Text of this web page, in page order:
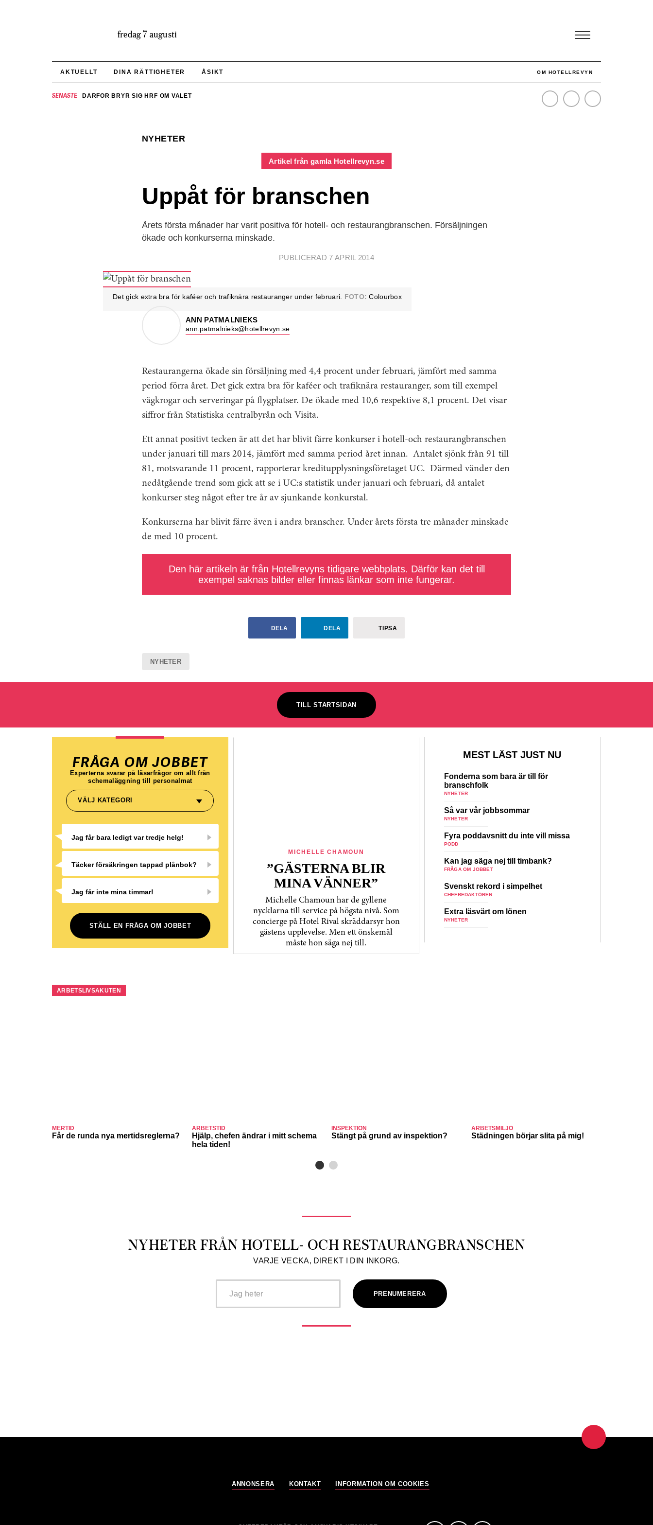
fredag 7 augusti
AKTUELLT DINA RÄTTIGHETER ÅSIKT OM HOTELLREVYN
SENASTE DÄRFÖR BRYR SIG HRF OM VALET NÄR HOTELLREVYN SLOG SVENSKT REKORD I SIMPELHET
NYHETER
Artikel från gamla Hotellrevyn.se
Uppåt för branschen
Årets första månader har varit positiva för hotell- och restaurangbranschen. Försäljningen
ökade och konkurserna minskade.
PUBLICERAD 7 APRIL 2014
Det gick extra bra för kaféer och trafiknära restauranger under februari. FOTO: Colourbox
ANN PATMALNIEKS
ann.patmalnieks@hotellrevyn.se
Restaurangerna ökade sin försäljning med 4,4 procent under februari, jämfört med samma
period förra året. Det gick extra bra för kaféer och trafiknära restauranger, som till exempel
vägkrogar och serveringar på flygplatser. De ökade med 10,6 respektive 8,1 procent. Det visar
siffror från Statistiska centralbyrån och Visita.
Ett annat positivt tecken är att det har blivit färre konkurser i hotell-och restaurangbranschen
under januari till mars 2014, jämfört med samma period året innan. Antalet sjönk från 91 till
81, motsvarande 11 procent, rapporterar kreditupplysningsföretaget UC. Därmed vänder den
nedåtgående trend som gick att se i UC:s statistik under januari och februari, då antalet
konkurser steg något efter tre år av sjunkande konkurstal.
Konkurserna har blivit färre även i andra branscher. Under årets första tre månader minskade
de med 10 procent.
Den här artikeln är från Hotellrevyns tidigare webbplats. Därför kan det till
exempel saknas bilder eller finnas länkar som inte fungerar.
DELA DELA TIPSA
NYHETER
TILL STARTSIDAN
FRÅGA OM JOBBET
Experterna svarar på läsarfrågor om allt från
schemaläggning till personalmat
VÄLJ KATEGORI
Jag får bara ledigt var tredje helg!
Täcker försäkringen tappad plånbok?
Jag får inte mina timmar!
STÄLL EN FRÅGA OM JOBBET
MICHELLE CHAMOUN
”GÄSTERNA BLIR
MINA VÄNNER”
Michelle Chamoun har de gyllene
nycklarna till service på högsta nivå. Som
concierge på Hotel Rival skräddarsyr hon
gästens upp­levelse. Men ett önskemål
måste hon säga nej till.
MEST LÄST JUST NU
Fonderna som bara är till för
branschfolk
NYHETER
Så var vår jobbsommar
NYHETER
Fyra poddavsnitt du inte vill missa
PODD
Kan jag säga nej till timbank?
FRÅGA OM JOBBET
Svenskt rekord i simpelhet
CHEFREDAKTÖREN
Extra läsvärt om lönen
NYHETER
ARBETSLIVSAKUTEN
MERTID
Får de runda nya mertidsreglerna?
ARBETSTID
Hjälp, chefen ändrar i mitt schema
hela tiden!
INSPEKTION
Stängt på grund av inspektion?
ARBETSMILJÖ
Städningen börjar slita på mig!
NYHETER FRÅN HOTELL- OCH RESTAURANGBRANSCHEN
VARJE VECKA, DIREKT I DIN INKORG.
ANNONSERA KONTAKT INFORMATION OM COOKIES